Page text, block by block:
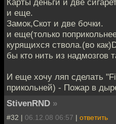
и еще.
Замок,Скот и две бочки.
и еще(только
курящихся ствола.(во
бы кто нить из надмозгов
И еще хочу ляп сделать
прикольней) - Пожар в
StivenRND »
#32 | 06.12.08 06:57 | ответить